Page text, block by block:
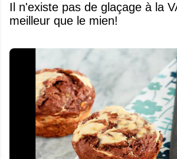
Il n'existe pas de glaçage à la
meilleur que le mien!